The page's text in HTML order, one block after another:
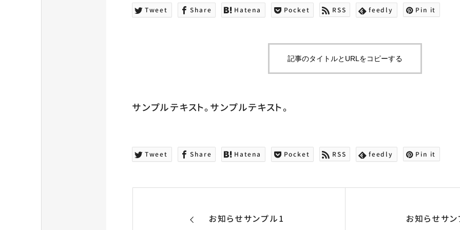
Tweet Share Hatena Pocket RSS feedly Pin it
記事のタイトルとURLをコピーする
サンプルテキスト。サンプルテキスト。
Tweet Share Hatena Pocket RSS feedly Pin it
お知らせサンプル1 お知らせサ